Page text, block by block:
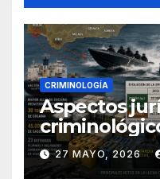
CRIMINOLOGÍA
Aspectos
lucha
en el sur de
27 MAYO, 2026